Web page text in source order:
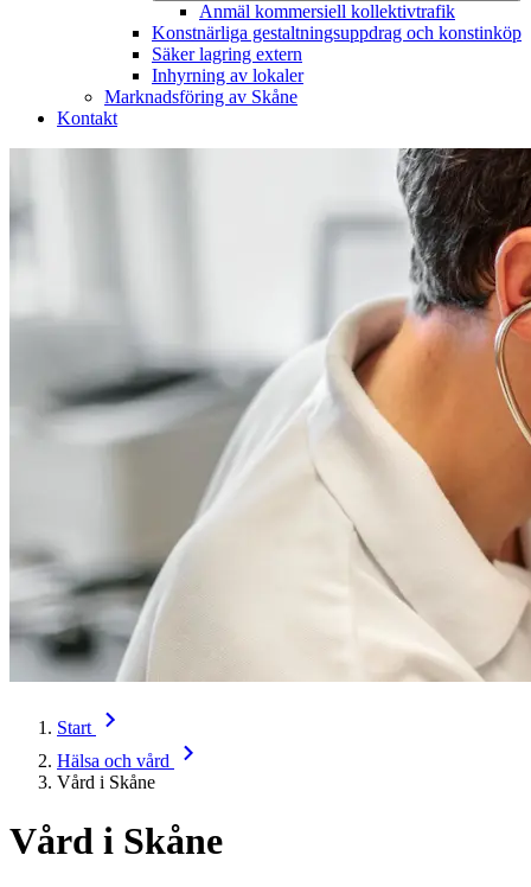
Anmäl kommersiell kollektivtrafik
Konstnärliga gestaltningsuppdrag och konstinköp
Säker lagring extern
Inhyrning av lokaler
Marknadsföring av Skåne
Kontakt
Start
Hälsa och vård
Vård i Skåne
Vård i Skåne